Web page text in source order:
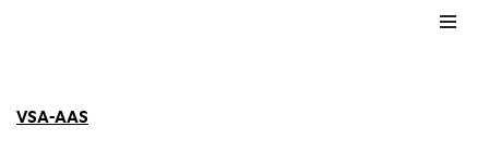
contenuto
VSA-AAS